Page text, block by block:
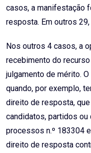
casos, a manifestação
resposta. Em outros
Nos outros 4 casos, a
recebimento do
julgamento de mérito.
quando, por exemplo,
direito de resposta,
candidatos, partidos
processos n.º 183304
direito de resposta